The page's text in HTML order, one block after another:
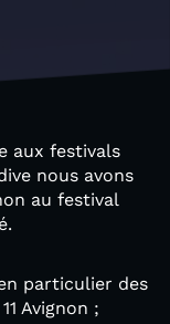
aux festivals
nous avons
au festival
particulier des
Avignon ;